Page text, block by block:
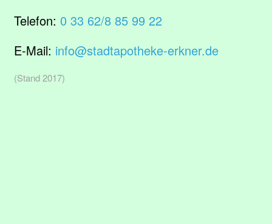
Telefon: 0 33 62/8 85 99 22
E-Mail: info@stadtapotheke-erkner.de
(Stand 2017)